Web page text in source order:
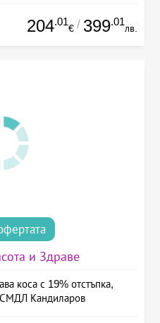
204.01
€ / 399.01
лв.
и Здраве
коса с 19% отстъпка,
СМДЛ Кандиларов